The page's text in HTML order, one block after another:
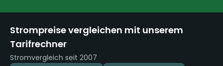
Strompreise vergleichen mit unserem
Tarifrechner
Stromvergleich seit 2007